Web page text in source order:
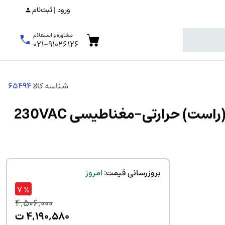
ورود | ثبت‌نام
مشاوره و استعلام
۰۲۱-۹۱۰۲۶۱۲۶
شناسه کالا65494
رله شنت جهت کلید اتوماتیک MCCB کامپکت قابل تنظیم هیمل 250 آمپربدنه (راست) حرارتی-مغناطیسی 230VAC
بروزرسانی قیمت:امروز
۴,۵۰۶,۰۰۰
۴,۱۹۰,۵۸۰ت
% ۷